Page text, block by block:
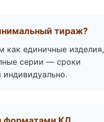
тираж?
как единичные изделия,
серии — сроки
индивидуально.